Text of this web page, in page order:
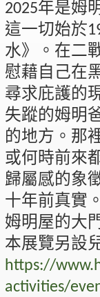
2025年是姆
這一切始於
水》。在二
慰藉自己在
尋求庇護的
失蹤的姆明
的地方。那
或何時前來
歸屬感的象
十年前真實
姆明屋的大
本展覽另設
https://
activities/